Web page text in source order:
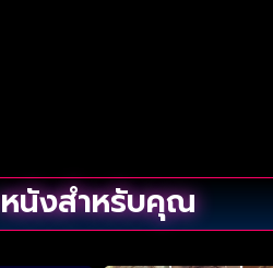
หนังสำหรับคุณ